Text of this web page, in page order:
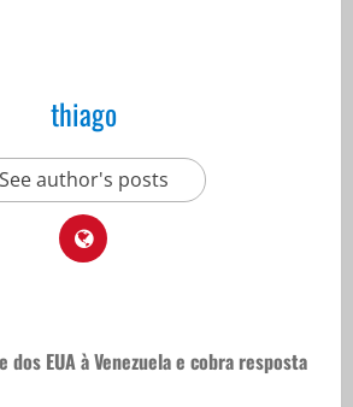
thiago
See author's posts
dos EUA à Venezuela e cobra resposta